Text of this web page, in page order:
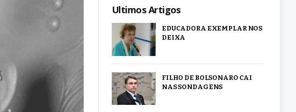
Ultimos Artigos
EDUCADORA EXEMPLAR NOS
DEIXA
FILHO DE BOLSONARO CAI
NAS SONDAGENS